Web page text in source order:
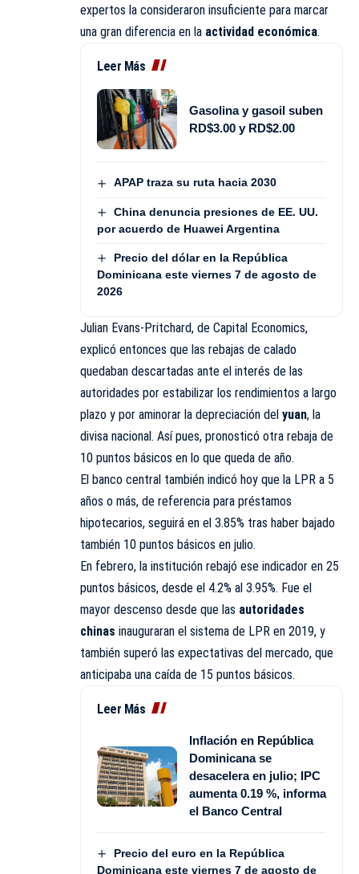
expertos la consideraron insuficiente para marcar
una gran diferencia en la actividad económica.
Leer Más
Gasolina y gasoil suben
RD$3.00 y RD$2.00
APAP traza su ruta hacia 2030
China denuncia presiones de EE. UU.
por acuerdo de Huawei Argentina
Precio del dólar en la República
Dominicana este viernes 7 de agosto de
2026
Julian Evans-Pritchard, de Capital Economics,
explicó entonces que las rebajas de calado
quedaban descartadas ante el interés de las
autoridades por estabilizar los rendimientos a largo
plazo y por aminorar la depreciación del yuan, la
divisa nacional. Así pues, pronosticó otra rebaja de
10 puntos básicos en lo que queda de año.
El banco central también indicó hoy que la LPR a 5
años o más, de referencia para préstamos
hipotecarios, seguirá en el 3.85% tras haber bajado
también 10 puntos básicos en julio.
En febrero, la institución rebajó ese indicador en 25
puntos básicos, desde el 4.2% al 3.95%. Fue el
mayor descenso desde que las autoridades
chinas inauguraran el sistema de LPR en 2019, y
también superó las expectativas del mercado, que
anticipaba una caída de 15 puntos básicos.
Leer Más
Inflación en República
Dominicana se
desacelera en julio; IPC
aumenta 0.19 %, informa
el Banco Central
Precio del euro en la República
Dominicana este viernes 7 de agosto de